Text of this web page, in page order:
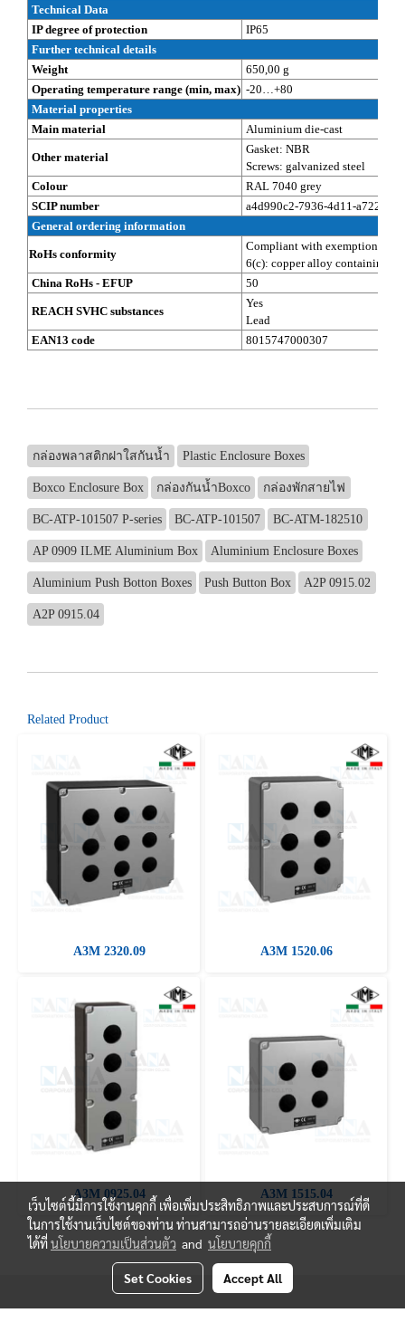
Technical Data
IP degree of protection
IP65
Further technical details
Weight
650,00 g
Operating temperature range (min, max) -20…+80
Material properties
Main material
Aluminium die-cast
Other material
Gasket: NBR
Screws: galvanized steel
Colour
RAL 7040 grey
SCIP number
a4d990c2-7936-4d11-a722-
General ordering information
RoHs conformity
Compliant with exemption
6(c): copper alloy containing
China RoHs - EFUP
50
REACH SVHC substances
Yes
Lead
EAN13 code
8015747000307
กล่องพลาสติกฝาใสกันน้ำ Plastic Enclosure Boxes
Boxco Enclosure Box กล่องกันน้ำBoxco กล่องพักสายไฟ
BC-ATP-101507 P-series BC-ATP-101507 BC-ATM-182510
AP 0909 ILME Aluminium Box Aluminium Enclosure Boxes
Aluminium Push Botton Boxes Push Button Box A2P 0915.02
A2P 0915.04
Related Product
A3M 2320.09 A3M 1520.06
A3M 0925.04 A3M 1515.04
เว็บไซต์นี้มีการใช้งานคุกกี้ เพื่อเพิ่มประสิทธิภาพและประสบการณ์ที่ดี
ในการใช้งานเว็บไซต์ของท่าน ท่านสามารถอ่านรายละเอียดเพิ่มเติม
ได้ที่นโยบายความเป็นส่วนตัว and นโยบายคุกกี้
Set Cookies Accept All